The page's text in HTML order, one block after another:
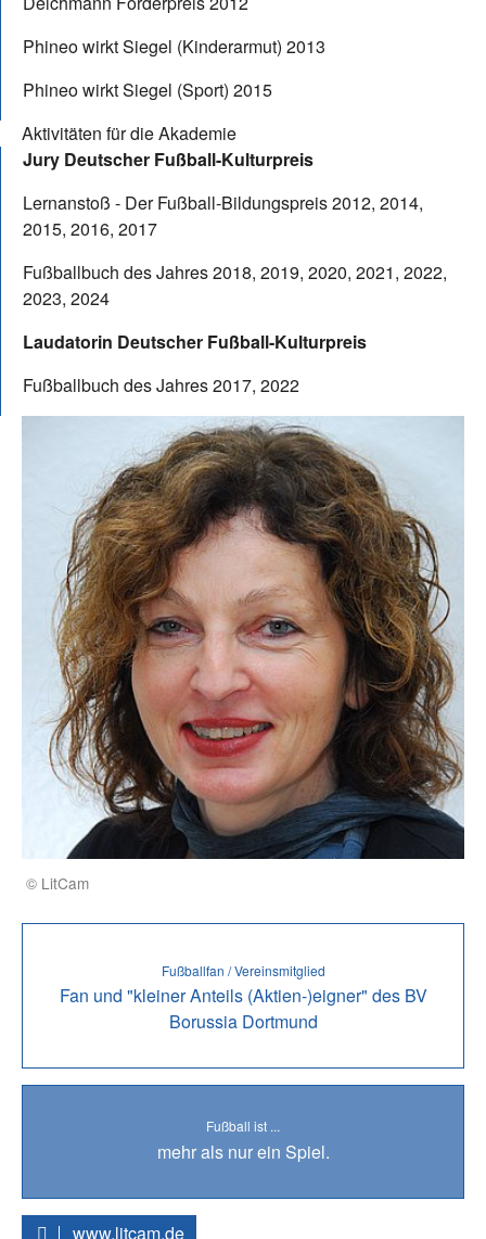
Phineo wirkt Siegel (Kinderarmut) 2013
Phineo wirkt Siegel (Sport) 2015
Aktivitäten für die Akademie
Jury Deutscher Fußball-Kulturpreis
Lernanstoß - Der Fußball-Bildungspreis 2012, 2014,
2015, 2016, 2017
Fußballbuch des Jahres 2018, 2019, 2020, 2021, 2022,
2023, 2024
Laudatorin Deutscher Fußball-Kulturpreis
Fußballbuch des Jahres 2017, 2022
© LitCam
Fußballfan / Vereinsmitglied
Fan und "kleiner Anteils (Aktien-)eigner" des BV
Borussia Dortmund
Fußball ist ...
mehr als nur ein Spiel.
www.litcam.de